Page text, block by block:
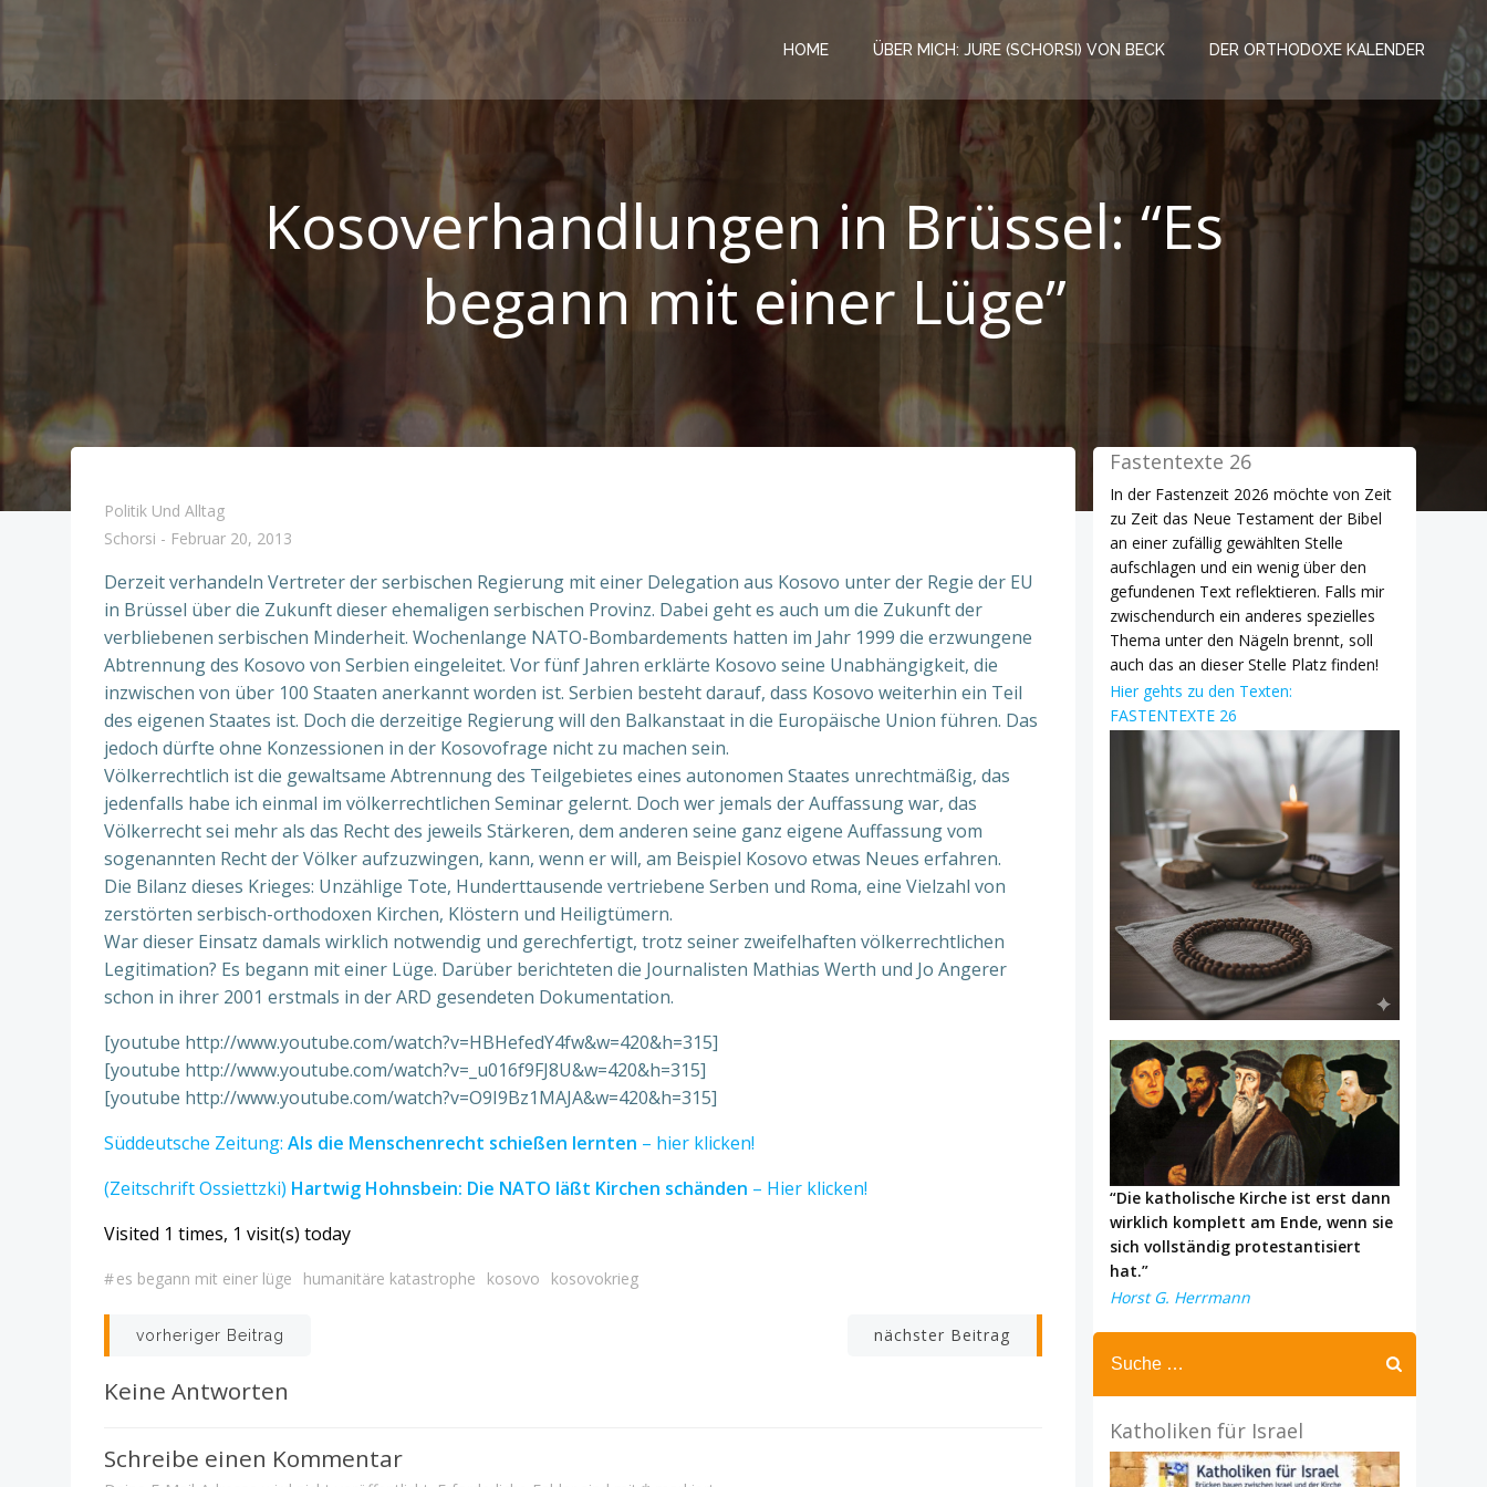
Inhalt
HOME ÜBER MICH: JURE (SCHORSI) VON BECK DER ORTHODOXE KALENDER
Kosoverhandlungen in Brüssel: “Es
begann mit einer Lüge”
Politik Und Alltag
Schorsi - Februar 20, 2013
Derzeit verhandeln Vertreter der serbischen Regierung mit einer Delegation aus Kosovo unter der Regie der EU
in Brüssel über die Zukunft dieser ehemaligen serbischen Provinz. Dabei geht es auch um die Zukunft der
verbliebenen serbischen Minderheit. Wochenlange NATO-Bombardements hatten im Jahr 1999 die erzwungene
Abtrennung des Kosovo von Serbien eingeleitet. Vor fünf Jahren erklärte Kosovo seine Unabhängigkeit, die
inzwischen von über 100 Staaten anerkannt worden ist. Serbien besteht darauf, dass Kosovo weiterhin ein Teil
des eigenen Staates ist. Doch die derzeitige Regierung will den Balkanstaat in die Europäische Union führen. Das
jedoch dürfte ohne Konzessionen in der Kosovofrage nicht zu machen sein.
Völkerrechtlich ist die gewaltsame Abtrennung des Teilgebietes eines autonomen Staates unrechtmäßig, das
jedenfalls habe ich einmal im völkerrechtlichen Seminar gelernt. Doch wer jemals der Auffassung war, das
Völkerrecht sei mehr als das Recht des jeweils Stärkeren, dem anderen seine ganz eigene Auffassung vom
sogenannten Recht der Völker aufzuzwingen, kann, wenn er will, am Beispiel Kosovo etwas Neues erfahren.
Die Bilanz dieses Krieges: Unzählige Tote, Hunderttausende vertriebene Serben und Roma, eine Vielzahl von
zerstörten serbisch-orthodoxen Kirchen, Klöstern und Heiligtümern.
War dieser Einsatz damals wirklich notwendig und gerechfertigt, trotz seiner zweifelhaften völkerrechtlichen
Legitimation? Es begann mit einer Lüge. Darüber berichteten die Journalisten Mathias Werth und Jo Angerer
schon in ihrer 2001 erstmals in der ARD gesendeten Dokumentation.
[youtube http://www.youtube.com/watch?v=HBHefedY4fw&w=420&h=315]
[youtube http://www.youtube.com/watch?v=_u016f9FJ8U&w=420&h=315]
[youtube http://www.youtube.com/watch?v=O9I9Bz1MAJA&w=420&h=315]
Süddeutsche Zeitung: Als die Menschenrecht schießen lernten – hier klicken!
(Zeitschrift Ossiettzki) Hartwig Hohnsbein: Die NATO läßt Kirchen schänden – Hier klicken!
Visited 1 times, 1 visit(s) today
#es begann mit einer lüge humanitäre katastrophe kosovo kosovokrieg
Beitrags-
Navigation
vorheriger Beitrag nächster Beitrag
Keine Antworten
Schreibe einen Kommentar
Fastentexte 26
In der Fastenzeit 2026 möchte von Zeit
zu Zeit das Neue Testament der Bibel
an einer zufällig gewählten Stelle
aufschlagen und ein wenig über den
gefundenen Text reflektieren. Falls mir
zwischendurch ein anderes spezielles
Thema unter den Nägeln brennt, soll
auch das an dieser Stelle Platz finden!
Hier gehts zu den Texten:
FASTENTEXTE 26
“Die katholische Kirche ist erst dann
wirklich komplett am Ende, wenn sie
sich vollständig protestantisiert
hat.”
Horst G. Herrmann
Katholiken für Israel